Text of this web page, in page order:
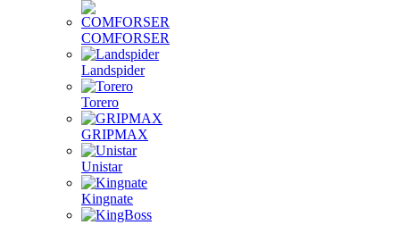
COMFORSER
Landspider
Torero
GRIPMAX
Unistar
Kingnate